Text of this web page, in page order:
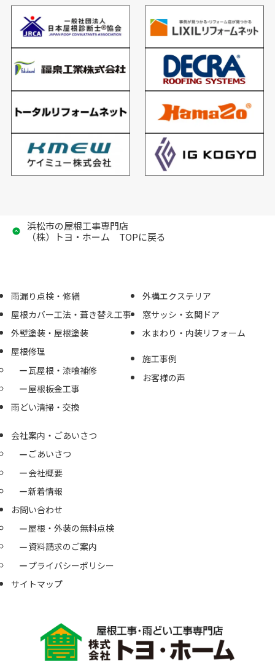
浜松市の屋根工事専門店
（株）トヨ・ホーム TOPに戻る
雨漏り点検・修繕
屋根カバー工法・葺き替え工事
外壁塗装・屋根塗装
屋根修理
瓦屋根・漆喰補修
屋根板金工事
雨どい清掃・交換
外構エクステリア
窓サッシ・玄関ドア
水まわり・内装リフォーム
施工事例
お客様の声
会社案内・ごあいさつ
ごあいさつ
会社概要
新着情報
お問い合わせ
屋根・外装の無料点検
資料請求のご案内
プライバシーポリシー
サイトマップ